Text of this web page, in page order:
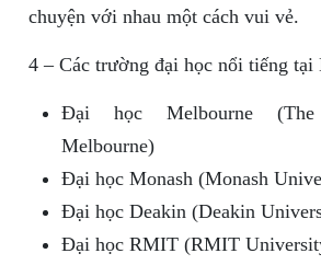
chuyện với nhau một cách vui vẻ.
4 – Các trường đại học nổi tiếng tại
Đại học Melbourne
Melbourne)
Đại học Monash (Monash
Đại học Deakin (Deakin
Đại học RMIT (RMIT